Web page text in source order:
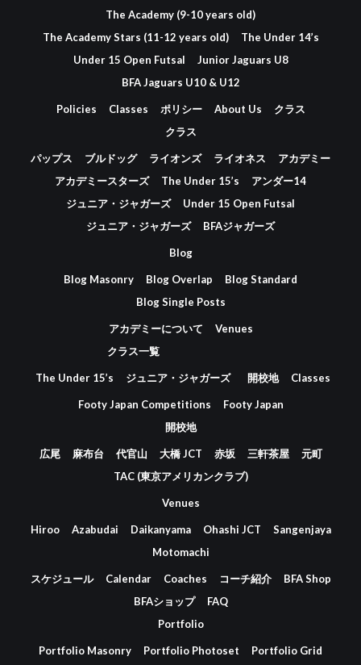
The Academy (9-10 years old)
The Academy Stars (11-12 years old)
The Under 14’s
Under 15 Open Futsal
Junior Jaguars U8
BFA Jaguars U10 & U12
Policies Classes ポリシー About Us
クラス
クラス
パップス ブルドッグ ライオンズ ライオネス
アカデミー
アカデミースターズ
The Under 15’s
アンダー14
ジュニア・ジャガーズ
Under 15 Open Futsal
ジュニア・ジャガーズ
BFAジャガーズ
Blog
Blog Masonry Blog Overlap
Blog Standard
Blog Single Posts
アカデミーについて
Venues
クラス一覧
The Under 15’s ジュニア・ジャガーズ 開校地 Classes
Footy Japan Competitions
Footy Japan
開校地
広尾 麻布台 代官山 大橋 JCT 赤坂 三軒茶屋
元町
TAC (東京アメリカンクラブ)
Venues
Hiroo Azabudai Daikanyama Ohashi JCT
Sangenjaya
Motomachi
スケジュール Calendar Coaches コーチ紹介
BFA Shop
BFAショップ
FAQ
Portfolio
Portfolio Masonry Portfolio Photoset
Portfolio Grid